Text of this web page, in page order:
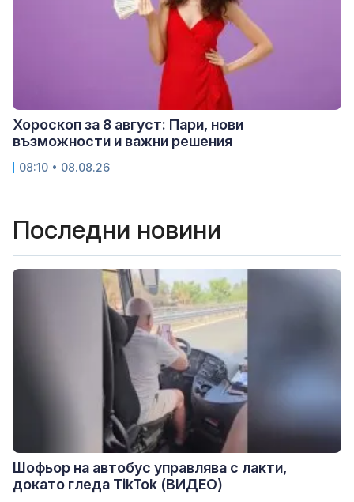
Хороскоп за 8 август: Пари, нови
възможности и важни решения
08:10 • 08.08.26
Последни новини
Шофьор на автобус управлява с лакти,
докато гледа TikTok (ВИДЕО)